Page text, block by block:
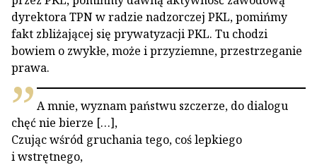
dyrektora TPN w radzie nadzorczej PKL, pomińmy
fakt zbliżającej się prywatyzacji PKL. Tu chodzi
bowiem o zwykłe, może i przyziemne, przestrzeganie
prawa.
A mnie, wyznam państwu szczerze, do dialogu
chęć nie bierze […],
Czując wśród gruchania tego, coś lepkiego
i wstrętnego,